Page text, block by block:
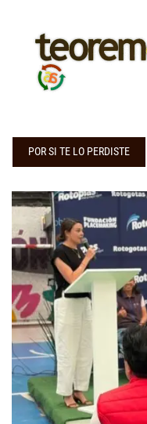
POR SI TE LO PERDISTE